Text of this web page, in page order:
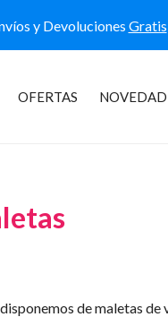
y Devoluciones Gratis
OFERTAS
disponemos de maletas